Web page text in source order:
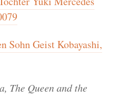
Sohn Geist Kobayashi,
The Queen and the